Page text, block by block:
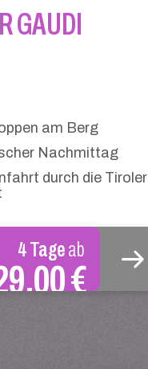
GAUDI
am Berg
Nachmittag
durch die Tiroler
4 Tageab
€